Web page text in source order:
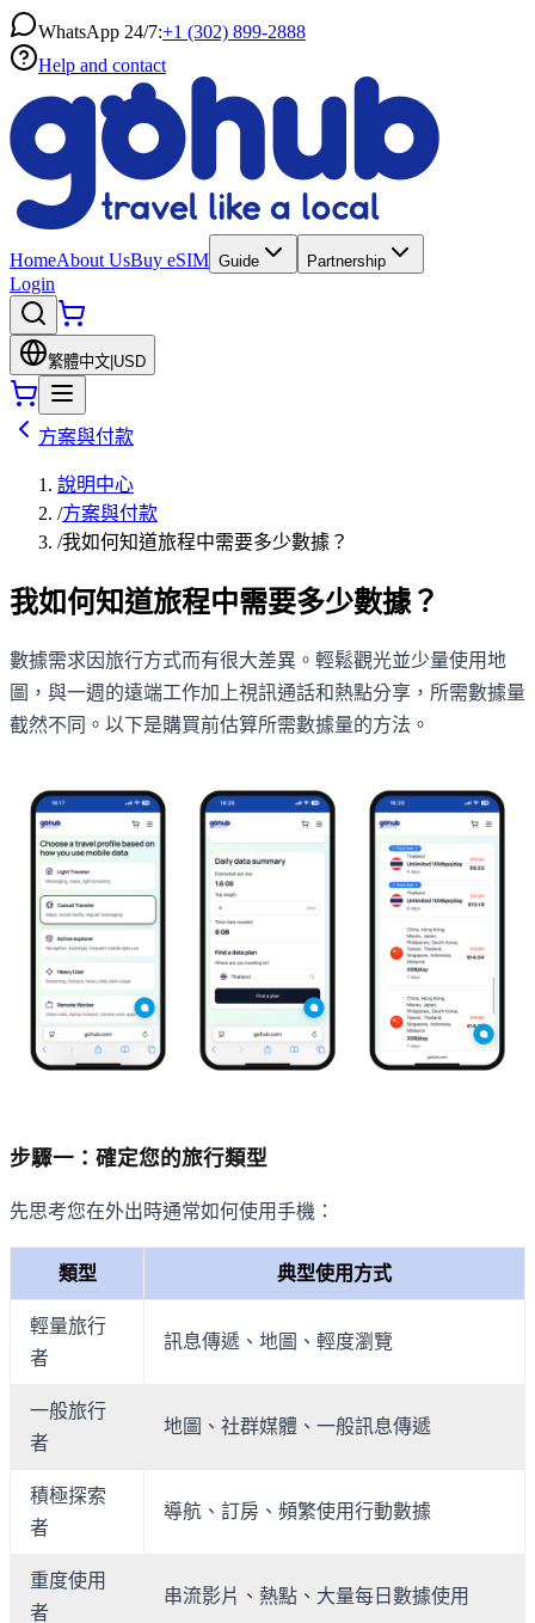
WhatsApp 24/7:+1 (302) 899-2888
Help and contact
HomeAbout UsBuy eSIM Guide Partnership
Login
繁體中文 USD
方案與付款
說明中心
/方案與付款
/我如何知道旅程中需要多少數據？
我如何知道旅程中需要多少數據？
數據需求因旅行方式而有很大差異。輕鬆觀光並少量使用地
圖，與一週的遠端工作加上視訊通話和熱點分享，所需數據量
截然不同。以下是購買前估算所需數據量的方法。
步驟一：確定您的旅行類型
先思考您在外出時通常如何使用手機：
類型 典型使用方式
輕量旅行
者
訊息傳遞、地圖、輕度瀏覽
一般旅行
者
地圖、社群媒體、一般訊息傳遞
積極探索
者
導航、訂房、頻繁使用行動數據
重度使用
者
串流影片、熱點、大量每日數據使用